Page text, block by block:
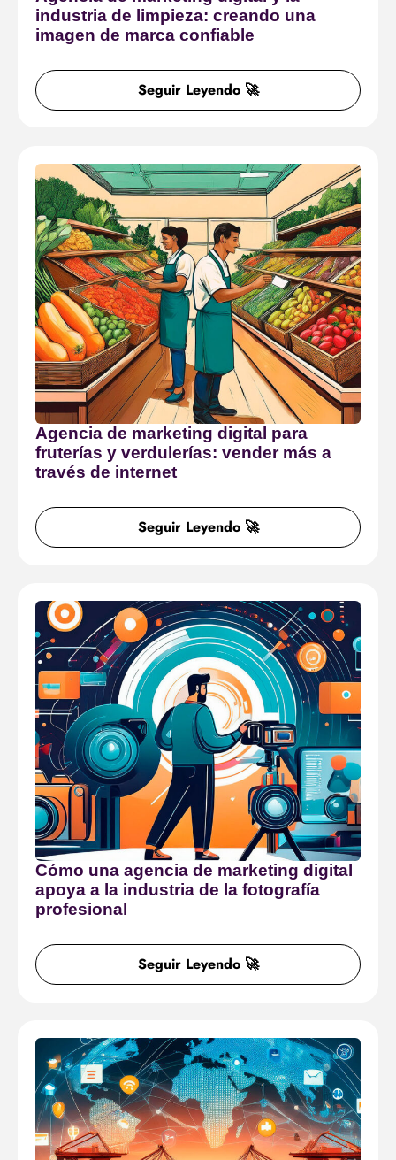
industria de limpieza: creando una
imagen de marca confiable
Seguir Leyendo 🚀
Agencia de marketing digital para
fruterías y verdulerías: vender más a
través de internet
Seguir Leyendo 🚀
Cómo una agencia de marketing digital
apoya a la industria de la fotografía
profesional
Seguir Leyendo 🚀